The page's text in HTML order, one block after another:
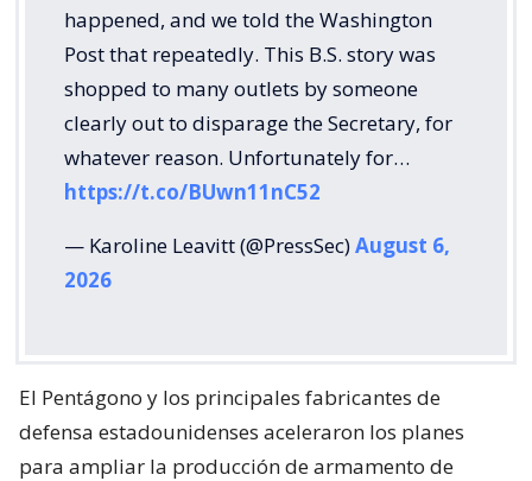
happened, and we told the Washington
Post that repeatedly. This B.S. story was
shopped to many outlets by someone
clearly out to disparage the Secretary, for
whatever reason. Unfortunately for…
https://t.co/BUwn11nC52
— Karoline Leavitt (@PressSec)August 6,
2026
El Pentágono y los principales fabricantes de
defensa estadounidenses aceleraron los planes
para ampliar la producción de armamento de